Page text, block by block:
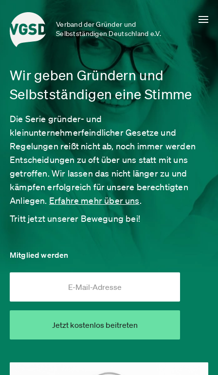
Verband der Gründer und
Selbstständigen Deutschland e.V.
Wir geben Gründern und
Selbstständigen eine Stimme
Die Serie gründer- und
kleinunternehmerfeindlicher Gesetze und
Regelungen reißt nicht ab, noch immer werden
Entscheidungen zu oft über uns statt mit uns
getroffen. Wir lassen das nicht länger zu und
kämpfen erfolgreich für unsere berechtigten
Anliegen. Erfahre mehr über uns.
Tritt jetzt unserer Bewegung bei!
Mitglied werden
Jetzt kostenlos beitreten